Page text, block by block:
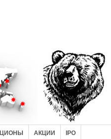
АКЦИИ IPO